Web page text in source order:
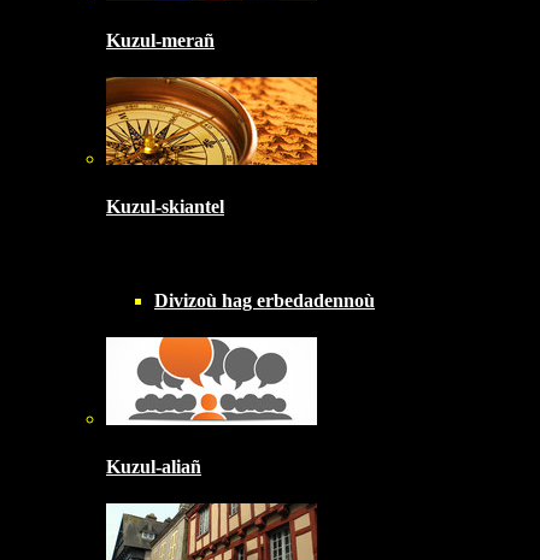
Kuzul-merañ
Kuzul-skiantel
Divizoù hag erbedadennoù
Kuzul-aliañ